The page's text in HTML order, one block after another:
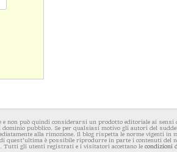
non può quindi considerarsi un prodotto editoriale ai sensi
pubblico. Se per qualsiasi motivo gli autori del
alla rimozione. Il blog rispetta le norme vigenti in
quest'ultima è possibile riprodurre in parte i contenuti del
Tutti gli utenti registrati e i visitatori accettano le condizioni